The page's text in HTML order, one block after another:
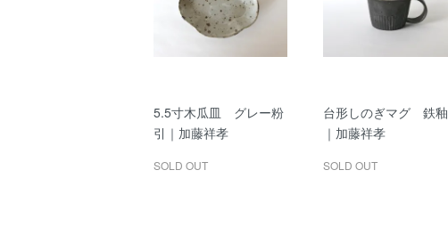
5.5寸木瓜皿 グレー粉
引｜加藤祥孝
SOLD OUT
台形しのぎマグ 鉄釉
｜加藤祥孝
SOLD OUT